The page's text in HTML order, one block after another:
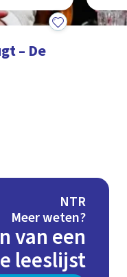
– De
NTR
Meer weten?
van een
leeslijst